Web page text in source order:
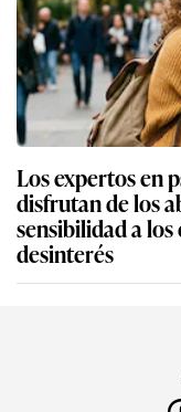
Los expertos en
disfrutan de los
sensibilidad a
desinterés